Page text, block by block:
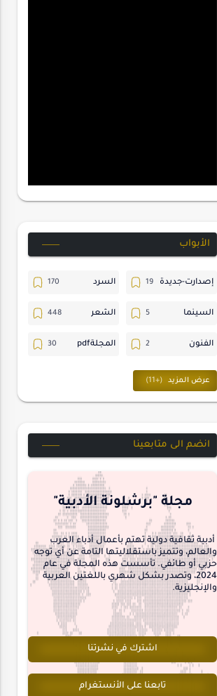
الأبواب
إصدارت-جديدة السرد
السينما الشعر
الفنون المجلةpdf
المسرح
حسن_يارتي حوارات
منشورتنا هايكو
interview
انضم الى متابعينا
مجلة "برشلونة الأدبية"
أدبية ثقافية دولية تهتم بأعمال أدباء العرب
والعالم، وتتميز باستقلاليتها التامة عن أي توجه
حزبي أو طائفي. تأسست هذه المجلة في عام
2024، وتصدر بشكل شهري باللغتين العربية
والإنجليزية.
اشترك في نشرتنا
تابعنا على الأنستغرام